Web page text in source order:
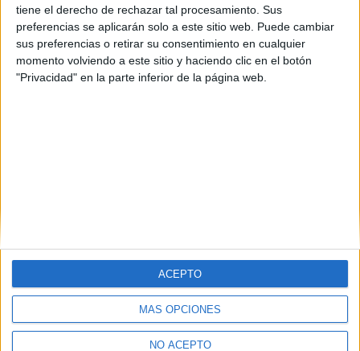
tiene el derecho de rechazar tal procesamiento. Sus
preferencias se aplicarán solo a este sitio web. Puede cambiar
sus preferencias o retirar su consentimiento en cualquier
momento volviendo a este sitio y haciendo clic en el botón
"Privacidad" en la parte inferior de la página web.
MÁS OPCIONES
NO ACEPTO
ACEPTO
Quiénes somos|Contactar|Anúnciate
Politica de privacidad|Condiciones generales